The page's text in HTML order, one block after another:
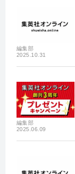
編集部
2025.10.31
編集部
2025.06.09